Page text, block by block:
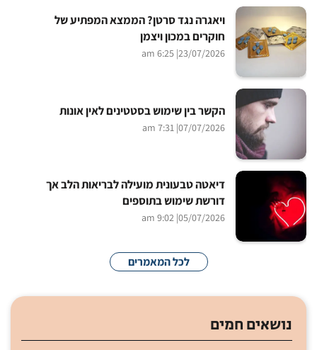
ויאגרה נגד סרטן? הממצא המפתיע של
חוקרים במכון ויצמן
23/07/2026
| 6:25 am
הקשר בין שימוש בסטטינים לאין אונות
07/07/2026
| 7:31 am
דיאטה טבעונית מועילה לבריאות הלב אך
דורשת שימוש בתוספים
05/07/2026
| 9:02 am
לכל המאמרים
נושאים חמים